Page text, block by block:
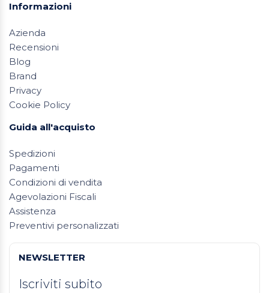
Informazioni
Azienda
Recensioni
Blog
Brand
Privacy
Cookie Policy
Guida all'acquisto
Spedizioni
Pagamenti
Condizioni di vendita
Agevolazioni Fiscali
Assistenza
Preventivi personalizzati
NEWSLETTER
Iscriviti subito